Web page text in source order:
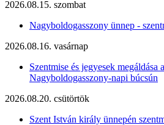
2026.08.15. szombat
Nagyboldogasszony ünnep -
2026.08.16. vasárnap
Szentmise és jegyesek megáldása
Nagyboldogasszony-napi búcsún
2026.08.20. csütörtök
Szent István király ünnepén